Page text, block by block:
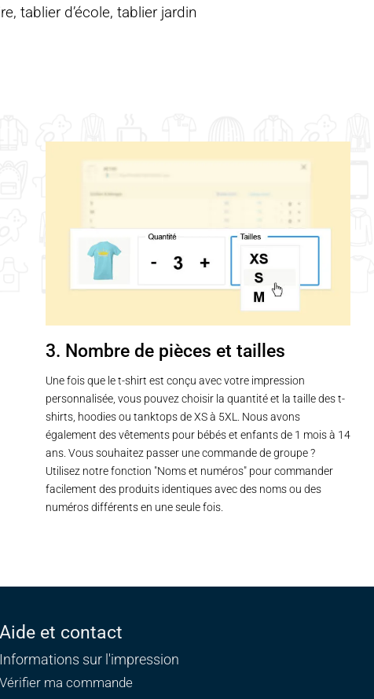
tablier d’école, tablier jardin
3. Nombre de pièces et tailles
Une fois que le t-shirt est conçu avec votre impression
personnalisée, vous pouvez choisir la quantité et la taille des t-
shirts, hoodies ou tanktops de XS à 5XL. Nous avons
également des vêtements pour bébés et enfants de 1 mois à 14
ans. Vous souhaitez passer une commande de groupe ?
Utilisez notre fonction "Noms et numéros" pour commander
facilement des produits identiques avec des noms ou des
numéros différents en une seule fois.
Aide et contact
Informations sur l'impression
Vérifier ma commande